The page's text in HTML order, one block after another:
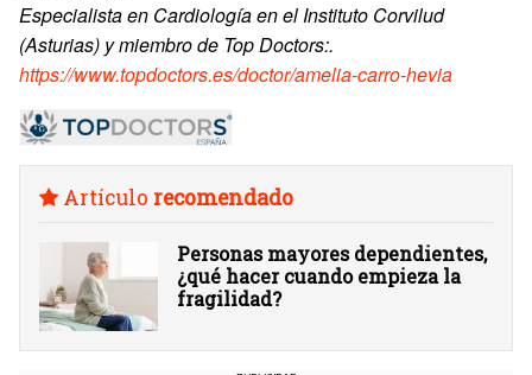
Especialista en Cardiología en el Instituto Corvilud
(Asturias) y miembro de Top Doctors:.
https://www.topdoctors.es/doctor/amelia-carro-hevia
Artículo recomendado
Personas mayores dependientes,
¿qué hacer cuando empieza la
fragilidad?